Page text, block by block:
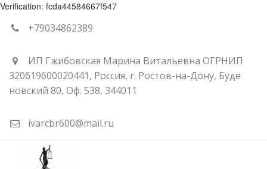
Verification: fcda44584667f547
+79034862389
ИП Гжибовская Марина Витальевна ОГРНИП
320619600020441, Россия, г. Ростов-на-Дону, Буде
новский 80, Оф. 538, 344011
ivarcbr600@mail.ru